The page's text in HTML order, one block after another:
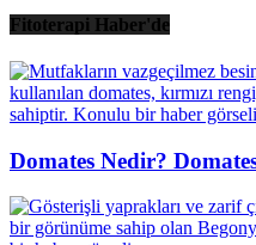
Fitoterapi Haber'de
Domates Nedir?